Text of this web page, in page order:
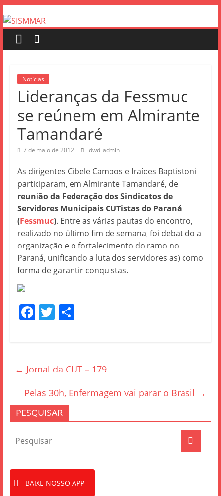
Notícias
Lideranças da Fessmuc
se reúnem em Almirante
Tamandaré
7 de maio de 2012 dwd_admin
As dirigentes Cibele Campos e Iraídes Baptistoni
participaram, em Almirante Tamandaré, de
reunião da Federação dos Sindicatos de
Servidores Municipais CUTistas do Paraná
(Fessmuc). Entre as várias pautas do encontro,
realizado no último fim de semana, foi debatido a
organização e o fortalecimento do ramo no
Paraná, unificando a luta dos servidores as) como
forma de garantir conquistas.
F
b
o
o
k
T S
← Jornal da CUT – 179
Pelas 30h, Enfermagem vai parar o Brasil →
PESQUISAR
BAIXE NOSSO APP